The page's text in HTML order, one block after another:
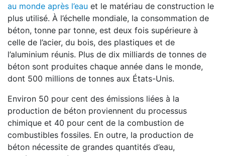
au monde après l’eau et le matériau de construction le
plus utilisé. À l’échelle mondiale, la consommation de
béton, tonne par tonne, est deux fois supérieure à
celle de l’acier, du bois, des plastiques et de
l’aluminium réunis. Plus de dix milliards de tonnes de
béton sont produites chaque année dans le monde,
dont 500 millions de tonnes aux États-Unis.
Environ 50 pour cent des émissions liées à la
production de béton proviennent du processus
chimique et 40 pour cent de la combustion de
combustibles fossiles. En outre, la production de
béton nécessite de grandes quantités d’eau,